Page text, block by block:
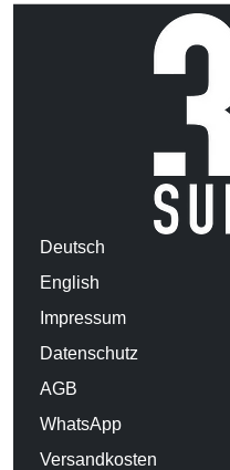
Deutsch
English
Impressum
Datenschutz
AGB
WhatsApp
Versandkosten